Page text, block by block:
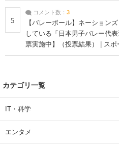
5
コメント数： 3
【バレーボール】ネーション
している「日本男子バレー代
票実施中】（投票結果） | ス
カテゴリ一覧
IT・科学
エンタメ